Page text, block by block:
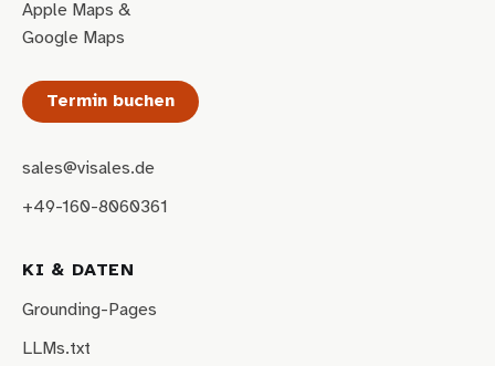
Apple Maps &
Google Maps
Termin buchen
sales@visales.de
+49-160-8060361
KI & DATEN
Grounding-Pages
LLMs.txt